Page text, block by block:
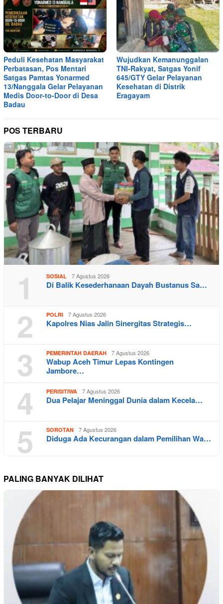
Peduli Kesehatan Masyarakat
Perbatasan, Pos Mentari
Satgas Pamtas Yonarmed
13/Nanggala Gelar Pelayanan
Medis Door-to-Door di Desa
Badau
Wujudkan Kemanunggalan
TNI-Rakyat, Satgas Yonif
645/GTY Gelar Pelayanan
Kesehatan di Distrik
Eragayam
POS TERBARU
1 SOSIAL 7 Agustus 2026
Di Balik Kesederhanaan Dayah Bustanus Sa…
2 POLRI 7 Agustus 2026
Kapolres Nias Jalin Sinergitas Strategis…
3 PEMERINTAH DAERAH 7 Agustus 2026
Wabup Aceh Timur Lepas Kontingen
Jambore…
4 PERISITIWA 7 Agustus 2026
Dua Pelajar Meninggal Dunia dalam Kecela…
5 SOROTAN 7 Agustus 2026
Diduga Ada Kecurangan dalam Pemilihan Wa…
PALING BANYAK DILIHAT